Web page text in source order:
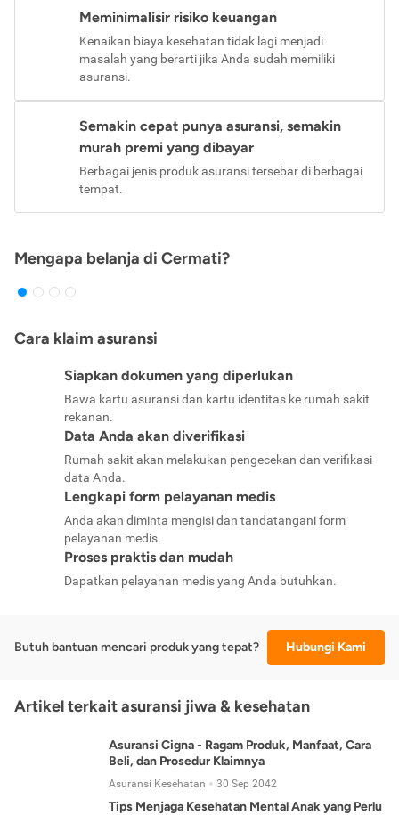
Meminimalisir risiko keuangan
Kenaikan biaya kesehatan tidak lagi menjadi
masalah yang berarti jika Anda sudah memiliki
asuransi.
Semakin cepat punya asuransi, semakin
murah premi yang dibayar
Berbagai jenis produk asuransi tersebar di berbagai
tempat.
Mengapa belanja di Cermati?
Cara klaim asuransi
Siapkan dokumen yang diperlukan
Bawa kartu asuransi dan kartu identitas ke rumah sakit
rekanan.
Data Anda akan diverifikasi
Rumah sakit akan melakukan pengecekan dan verifikasi
data Anda.
Lengkapi form pelayanan medis
Anda akan diminta mengisi dan tandatangani form
pelayanan medis.
Proses praktis dan mudah
Dapatkan pelayanan medis yang Anda butuhkan.
Butuh bantuan mencari produk yang tepat? Hubungi Kami
Artikel terkait asuransi jiwa & kesehatan
Asuransi Cigna - Ragam Produk, Manfaat, Cara
Beli, dan Prosedur Klaimnya
Asuransi Kesehatan 30 Sep 2042
Tips Menjaga Kesehatan Mental Anak yang Perlu